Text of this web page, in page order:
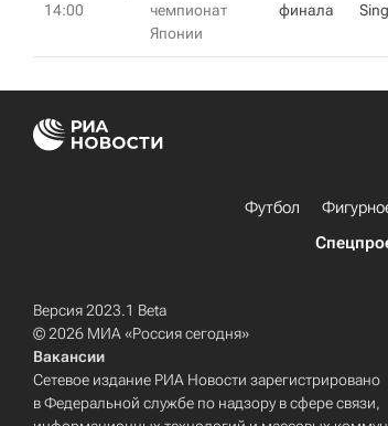
14:00
чемпионат
Японии
финала
Футбол
Версия 2023.1 Beta
© 2026 МИА «Россия сегодня»
Вакансии
Сетевое издание РИА Новости зарегистрировано
в Федеральной службе по надзору в сфере связи,